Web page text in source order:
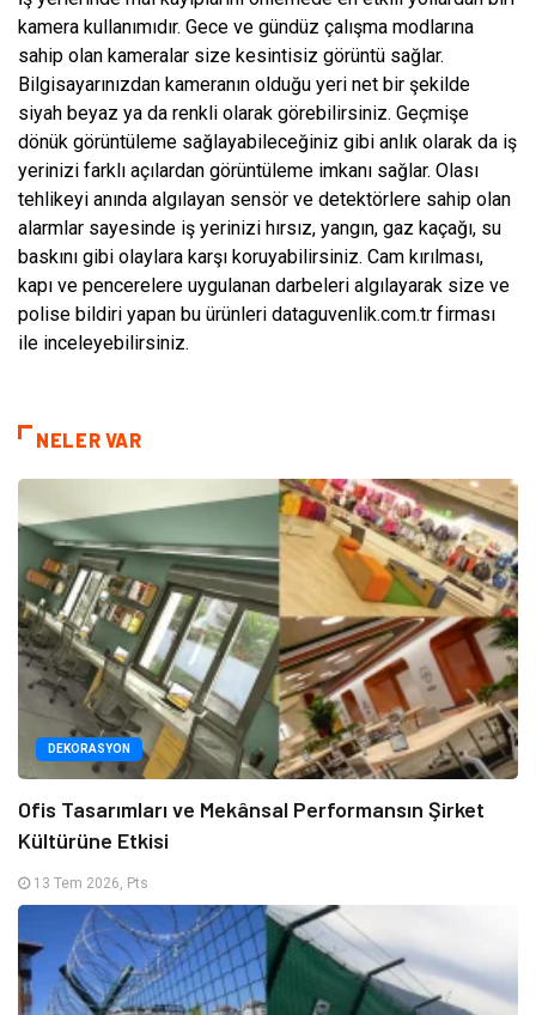
kamera kullanımıdır. Gece ve gündüz çalışma modlarına
sahip olan kameralar size kesintisiz görüntü sağlar.
Bilgisayarınızdan kameranın olduğu yeri net bir şekilde
siyah beyaz ya da renkli olarak görebilirsiniz. Geçmişe
dönük görüntüleme sağlayabileceğiniz gibi anlık olarak da iş
yerinizi farklı açılardan görüntüleme imkanı sağlar. Olası
tehlikeyi anında algılayan sensör ve detektörlere sahip olan
alarmlar sayesinde iş yerinizi hırsız, yangın, gaz kaçağı, su
baskını gibi olaylara karşı koruyabilirsiniz. Cam kırılması,
kapı ve pencerelere uygulanan darbeleri algılayarak size ve
polise bildiri yapan bu ürünleri dataguvenlik.com.tr firması
ile inceleyebilirsiniz.
NELER VAR
DEKORASYON
Ofis Tasarımları ve Mekânsal Performansın Şirket
Kültürüne Etkisi
13 Tem 2026, Pts